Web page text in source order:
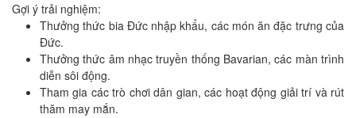
Gợi ý trải nghiệm:
Thưởng thức bia Đức nhập khẩu, các món ăn đặc trưng của
Đức.
Thưởng thức âm nhạc truyền thống Bavarian, các màn trình
diễn sôi động.
Tham gia các trò chơi dân gian, các hoạt động giải trí và rút
thăm may mắn.